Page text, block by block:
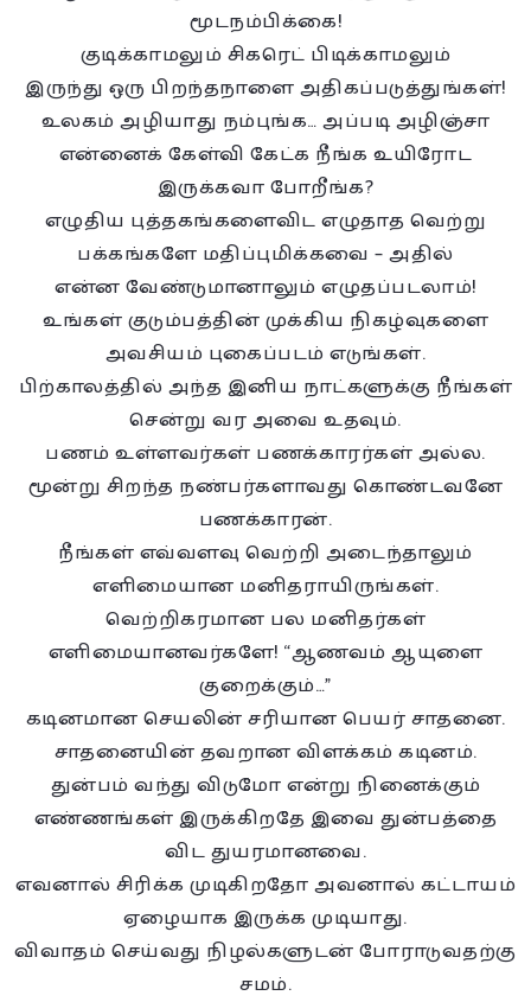
மூடநம்பிக்கை!
குடிக்காமலும் சிகரெட் பிடிக்காமலும்
இருந்து ஒரு பிறந்தநாளை அதிகப்படுத்துங்கள்!
உலகம் அழியாது நம்புங்க… அப்படி அழிஞ்சா
என்னைக் கேள்வி கேட்க நீங்க உயிரோட
இருக்கவா போறீங்க?
எழுதிய புத்தகங்களைவிட எழுதாத வெற்று
பக்கங்களே மதிப்புமிக்கவை – அதில்
என்ன வேண்டுமானாலும் எழுதப்படலாம்!
உங்கள் குடும்பத்தின் முக்கிய நிகழ்வுகளை
அவசியம் புகைப்படம் எடுங்கள்.
பிற்காலத்தில் அந்த இனிய நாட்களுக்கு நீங்கள்
சென்று வர அவை உதவும்.
பணம் உள்ளவர்கள் பணக்காரர்கள் அல்ல.
மூன்று சிறந்த நண்பர்களாவது கொண்டவனே
பணக்காரன்.
நீங்கள் எவ்வளவு வெற்றி அடைந்தாலும்
எளிமையான மனிதராயிருங்கள்.
வெற்றிகரமான பல மனிதர்கள்
எளிமையானவர்களே! “ஆணவம் ஆயுளை
குறைக்கும்…”
கடினமான செயலின் சரியான பெயர் சாதனை.
சாதனையின் தவறான விளக்கம் கடினம்.
துன்பம் வந்து விடுமோ என்று நினைக்கும்
எண்ணங்கள் இருக்கிறதே இவை துன்பத்தை
விட துயரமானவை.
எவனால் சிரிக்க முடிகிறதோ அவனால் கட்டாயம்
ஏழையாக இருக்க முடியாது.
விவாதம் செய்வது நிழல்களுடன் போராடுவதற்கு
சமம்.